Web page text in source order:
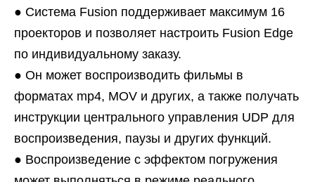
● Система Fusion поддерживает максимум 16
проекторов и позволяет настроить Fusion Edge
по индивидуальному заказу.
● Он может воспроизводить фильмы в
форматах mp4, MOV и других, а также получать
инструкции центрального управления UDP для
воспроизведения, паузы и других функций.
● Воспроизведение с эффектом погружения